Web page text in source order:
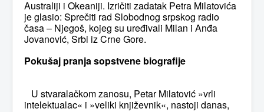
Australiji i Okeaniji. Izričiti zadatak Petra Milatovića
je glasio: Sprečiti rad Slobodnog srpskog radio
časa – Njegoš, kojeg su uređivali Milan i Anđa
Jovanović, Srbi iz Crne Gore.
Pokušaj pranja sopstvene biografije
U stvaralačkom zanosu, Petar Milatović »vrli
intelektualac« i »veliki književnik«, nastoji danas,